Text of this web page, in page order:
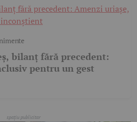
bilanț fără precedent:
pentru un gest